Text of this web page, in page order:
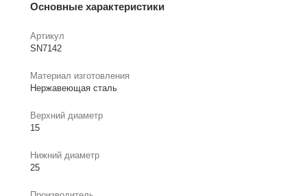
Основные характеристики
Артикул
SN7142
Материал изготовления
Нержавеющая сталь
Верхний диаметр
15
Нижний диаметр
25